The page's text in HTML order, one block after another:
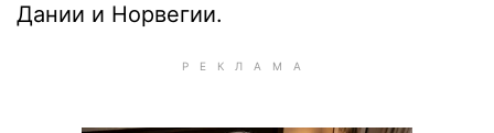
Дании и Норвегии.